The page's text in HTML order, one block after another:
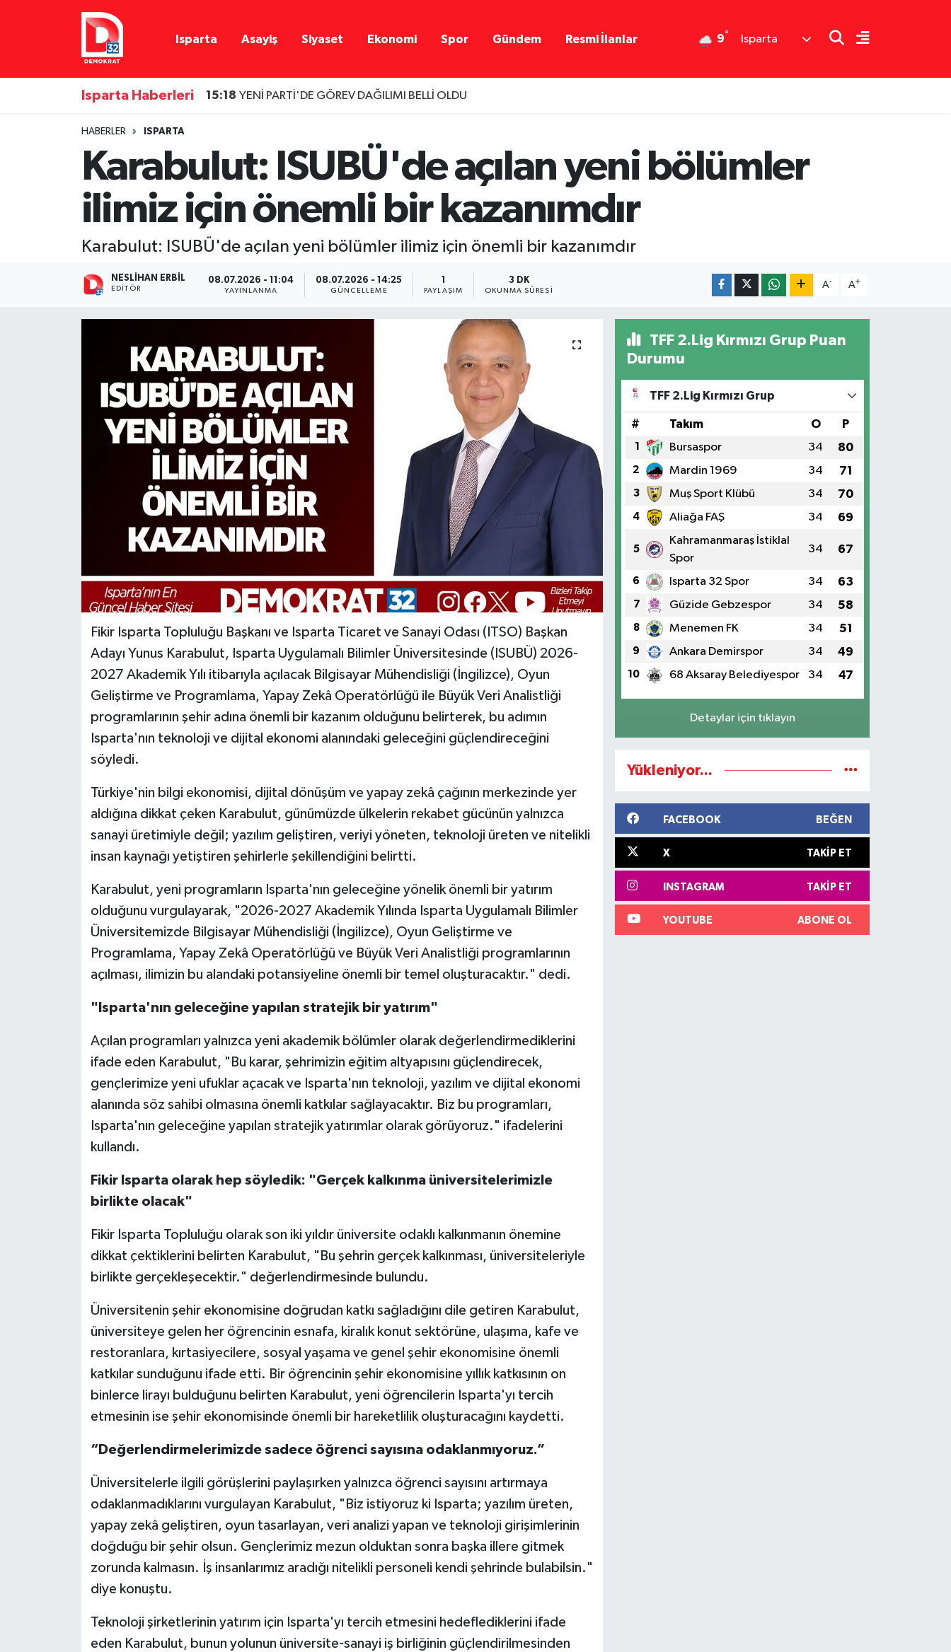
Isparta Asayiş Siyaset Ekonomi Spor Gündem Resmi İlanlar 9° Isparta
Isparta Haberleri 15:18 YENİ PARTİ'DE GÖREV DAĞILIMI BELLİ OLDU
HABERLER ISPARTA
Karabulut: ISUBÜ'de açılan yeni bölümler
ilimiz için önemli bir kazanımdır
Karabulut: ISUBÜ'de açılan yeni bölümler ilimiz için önemli bir kazanımdır
NESLIHAN ERBIL
EDITÖR
08.07.2026 - 11:04
YAYINLANMA
08.07.2026 - 14:25
GÜNCELLEME
1
PAYLAŞIM
3 DK
OKUNMA SÜRESI
A- A+
Fikir Isparta Topluluğu Başkanı ve Isparta Ticaret ve Sanayi Odası (ITSO) Başkan
Adayı Yunus Karabulut, Isparta Uygulamalı Bilimler Üniversitesinde (ISUBÜ) 2026-
2027 Akademik Yılı itibarıyla açılacak Bilgisayar Mühendisliği (İngilizce), Oyun
Geliştirme ve Programlama, Yapay Zekâ Operatörlüğü ile Büyük Veri Analistliği
programlarının şehir adına önemli bir kazanım olduğunu belirterek, bu adımın
Isparta'nın teknoloji ve dijital ekonomi alanındaki geleceğini güçlendireceğini
söyledi.
Türkiye'nin bilgi ekonomisi, dijital dönüşüm ve yapay zekâ çağının merkezinde yer
aldığına dikkat çeken Karabulut, günümüzde ülkelerin rekabet gücünün yalnızca
sanayi üretimiyle değil; yazılım geliştiren, veriyi yöneten, teknoloji üreten ve nitelikli
insan kaynağı yetiştiren şehirlerle şekillendiğini belirtti.
Karabulut, yeni programların Isparta'nın geleceğine yönelik önemli bir yatırım
olduğunu vurgulayarak, "2026-2027 Akademik Yılında Isparta Uygulamalı Bilimler
Üniversitemizde Bilgisayar Mühendisliği (İngilizce), Oyun Geliştirme ve
Programlama, Yapay Zekâ Operatörlüğü ve Büyük Veri Analistliği programlarının
açılması, ilimizin bu alandaki potansiyeline önemli bir temel oluşturacaktır." dedi.
"Isparta'nın geleceğine yapılan stratejik bir yatırım"
Açılan programları yalnızca yeni akademik bölümler olarak değerlendirmediklerini
ifade eden Karabulut, "Bu karar, şehrimizin eğitim altyapısını güçlendirecek,
gençlerimize yeni ufuklar açacak ve Isparta'nın teknoloji, yazılım ve dijital ekonomi
alanında söz sahibi olmasına önemli katkılar sağlayacaktır. Biz bu programları,
Isparta'nın geleceğine yapılan stratejik yatırımlar olarak görüyoruz." ifadelerini
kullandı.
Fikir Isparta olarak hep söyledik: "Gerçek kalkınma üniversitelerimizle
birlikte olacak"
Fikir Isparta Topluluğu olarak son iki yıldır üniversite odaklı kalkınmanın önemine
dikkat çektiklerini belirten Karabulut, "Bu şehrin gerçek kalkınması, üniversiteleriyle
birlikte gerçekleşecektir." değerlendirmesinde bulundu.
Üniversitenin şehir ekonomisine doğrudan katkı sağladığını dile getiren Karabulut,
üniversiteye gelen her öğrencinin esnafa, kiralık konut sektörüne, ulaşıma, kafe ve
restoranlara, kırtasiyecilere, sosyal yaşama ve genel şehir ekonomisine önemli
katkılar sunduğunu ifade etti. Bir öğrencinin şehir ekonomisine yıllık katkısının on
binlerce lirayı bulduğunu belirten Karabulut, yeni öğrencilerin Isparta'yı tercih
etmesinin ise şehir ekonomisinde önemli bir hareketlilik oluşturacağını kaydetti.
“Değerlendirmelerimizde sadece öğrenci sayısına odaklanmıyoruz.”
Üniversitelerle ilgili görüşlerini paylaşırken yalnızca öğrenci sayısını artırmaya
odaklanmadıklarını vurgulayan Karabulut, "Biz istiyoruz ki Isparta; yazılım üreten,
yapay zekâ geliştiren, oyun tasarlayan, veri analizi yapan ve teknoloji girişimlerinin
doğduğu bir şehir olsun. Gençlerimiz mezun olduktan sonra başka illere gitmek
zorunda kalmasın. İş insanlarımız aradığı nitelikli personeli kendi şehrinde bulabilsin."
diye konuştu.
Teknoloji şirketlerinin yatırım için Isparta'yı tercih etmesini hedeflediklerini ifade
eden Karabulut, bunun yolunun üniversite-sanayi iş birliğinin güçlendirilmesinden
TFF 2.Lig Kırmızı Grup Puan
Durumu
TFF 2.Lig Kırmızı Grup
# Takım O P
1 Bursaspor 34 80
2 Mardin 1969 34 71
3 Muş Sport Klübü 34 70
4 Aliağa FAŞ 34 69
5
Kahramanmaraş İstiklal
Spor
34 67
6 Isparta 32 Spor 34 63
7 Güzide Gebzespor 34 58
8 Menemen FK 34 51
9 Ankara Demirspor 34 49
10 68 Aksaray Belediyespor 34 47
Detaylar için tıklayın
Yükleniyor...
FACEBOOK BEĞEN
X TAKIP ET
INSTAGRAM TAKIP ET
YOUTUBE ABONE OL
Isparta Nöbetçi Eczaneler
Isparta Hava Durumu
Isparta Namaz Vakitleri
Isparta Trafik Yoğunluk Haritası
Süper Lig Puan Durumu ve Fikstür
Son Dakika Haberleri